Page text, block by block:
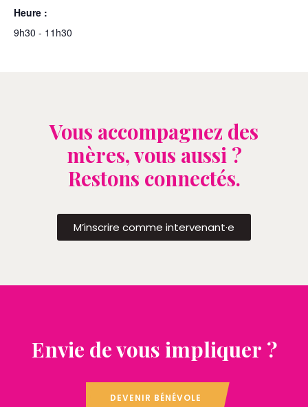
Heure :
9h30 - 11h30
Vous accompagnez des
mères, vous aussi ?
Restons connectés.
M’inscrire comme intervenant·e
Envie de vous impliquer ?
DEVENIR BÉNÉVOLE